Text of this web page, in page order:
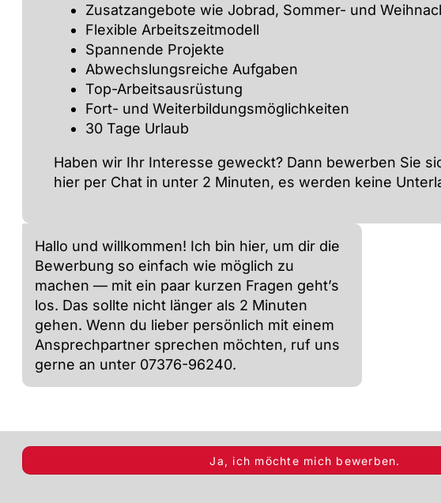
Zusatzangebote wie Jobrad, Sommer- und
Flexible Arbeitszeitmodell
Spannende Projekte
Abwechslungsreiche Aufgaben
Top-Arbeitsausrüstung
Fort- und Weiterbildungsmöglichkeiten
30 Tage Urlaub
Haben wir Ihr Interesse geweckt? Dann bewerben Sie
hier per Chat in unter 2 Minuten, es werden keine
Hallo und willkommen! Ich bin hier, um dir die
Bewerbung so einfach wie möglich zu
machen — mit ein paar kurzen Fragen geht’s
los. Das sollte nicht länger als 2 Minuten
gehen. Wenn du lieber persönlich mit einem
Ansprechpartner sprechen möchten, ruf uns
gerne an unter 07376-96240.
Ja, ich möchte mich bewerben.